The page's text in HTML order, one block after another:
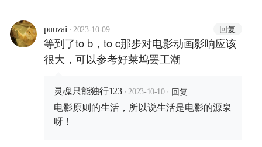
puuzai · 2023-10-09 回复
等到了to b，to c那步对电影动画影响应该
很大，可以参考好莱坞罢工潮
灵魂只能独行123 · 2023-10-10 · 回复
电影原则的生活，所以说生活是电影的源泉
呀！